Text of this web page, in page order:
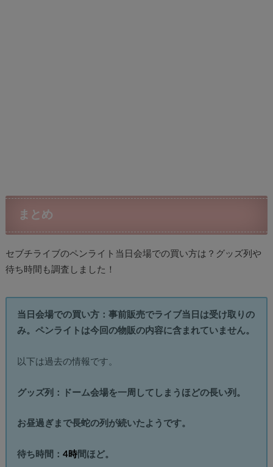
まとめ
セブチライブのペンライト当日会場での買い方は？グッズ列や
待ち時間も調査しました！
当日会場での買い方：事前販売でライブ当日は受け取りの
み。ペンライトは今回の物販の内容に含まれていません。
以下は過去の情報です。
グッズ列：ドーム会場を一周してしまうほどの長い列。
お昼過ぎまで長蛇の列が続いたようです。
待ち時間：4時間ほど。